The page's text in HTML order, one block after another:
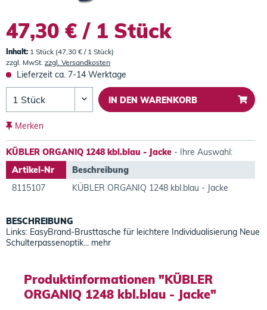
47,30 € / 1 Stück
Inhalt: 1 Stück (47,30 € / 1 Stück)
zzgl. MwSt. zzgl. Versandkosten
Lieferzeit ca. 7-14 Werktage
IN DEN WARENKORB
Merken
KÜBLER ORGANIQ 1248 kbl.blau - Jacke - Ihre Auswahl:
Artikel-Nr
Beschreibung
8115107
KÜBLER ORGANIQ 1248 kbl.blau - Jacke
BESCHREIBUNG
Links: EasyBrand-Brusttasche für leichtere Individualisierung Neue
Schulterpassenoptik... mehr
Produktinformationen "KÜBLER
ORGANIQ 1248 kbl.blau - Jacke"